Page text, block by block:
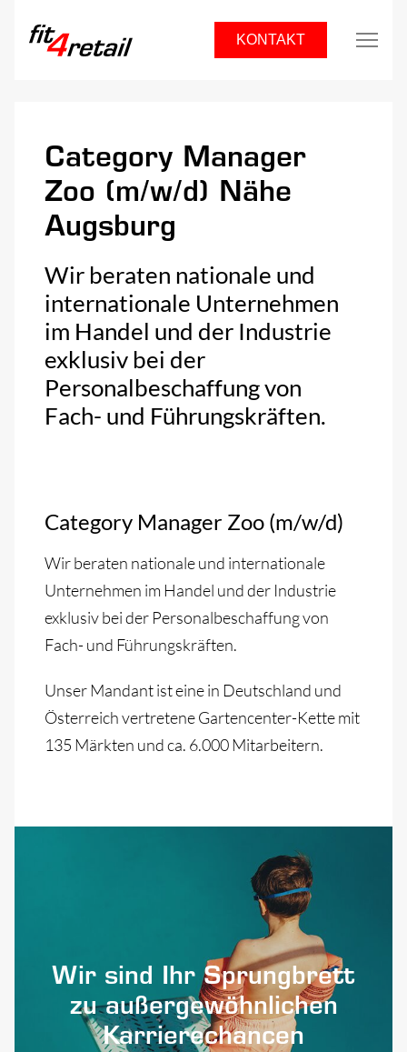
KONTAKT
Category Manager
Zoo (m/w/d) Nähe
Augsburg
Wir beraten nationale und
internationale Unternehmen
im Handel und der Industrie
exklusiv bei der
Personalbeschaffung von
Fach- und Führungskräften.
Category Manager Zoo (m/w/d)
Wir beraten nationale und internationale
Unternehmen im Handel und der Industrie
exklusiv bei der Personalbeschaffung von
Fach- und Führungskräften.
Unser Mandant ist eine in Deutschland und
Österreich vertretene Gartencenter-Kette mit
135 Märkten und ca. 6.000 Mitarbeitern.
Wir sind Ihr Sprungbrett
zu außergewöhnlichen
Karrierechancen